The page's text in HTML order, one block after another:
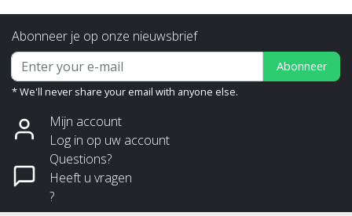
Abonneer je op onze nieuwsbrief
Abonneer
* We'll never share your email with anyone else.
Mijn account
Log in op uw account
Questions?
Heeft u vragen
?